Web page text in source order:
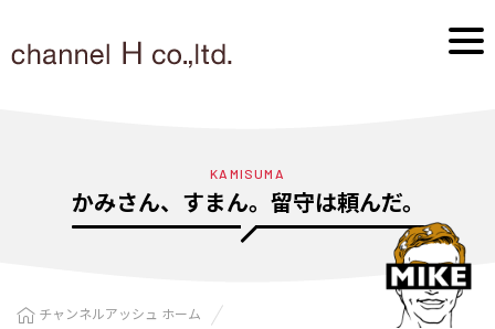
KAMISUMA
かみさん、すまん。留守は頼んだ。
チャンネルアッシュ ホーム